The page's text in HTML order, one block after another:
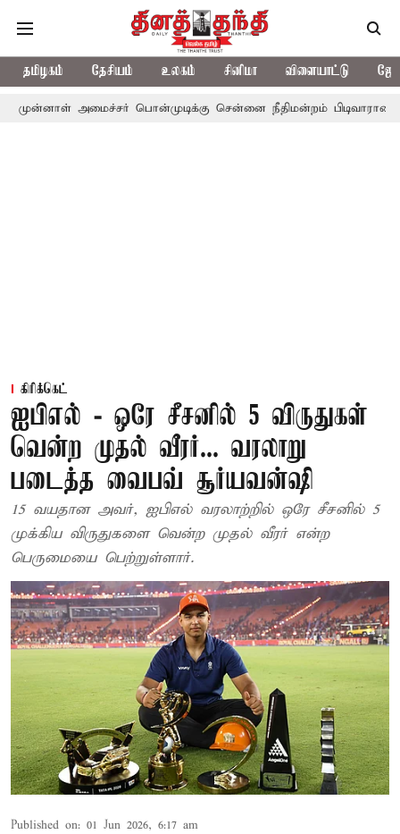
தமிழகம் தேசியம் உலகம் சினிமா விளையாட்டு
பொன்முடிக்கு சென்னை நீதிமன்றம் பிடிவாராண்ட்
கிரிக்கெட்
ஐபிஎல் - ஒரே சீசனில் 5 விருதுகள்
வென்ற முதல் வீரர்... வரலாறு
படைத்த வைபவ் சூர்யவன்ஷி
15 வயதான அவர், ஐபிஎல் வரலாற்றில் ஒரே சீசனில் 5
முக்கிய விருதுகளை வென்ற முதல் வீரர் என்ற
பெருமையை பெற்றுள்ளார்.
Published on: 01 Jun 2026, 6:17 am